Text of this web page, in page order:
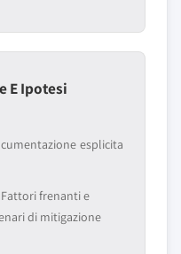
E Ipotesi
esplicita
frenanti e
di mitigazione